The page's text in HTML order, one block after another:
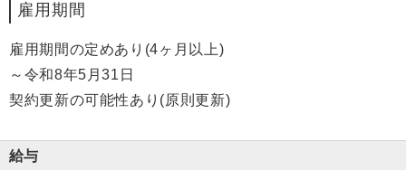
雇用期間
雇用期間の定めあり(4ヶ月以上)
～令和8年5月31日
契約更新の可能性あり(原則更新)
給与